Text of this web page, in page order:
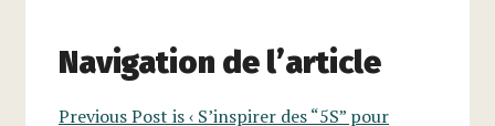
Navigation de l’article
Previous Post is‹ S’inspirer des “5S” pour